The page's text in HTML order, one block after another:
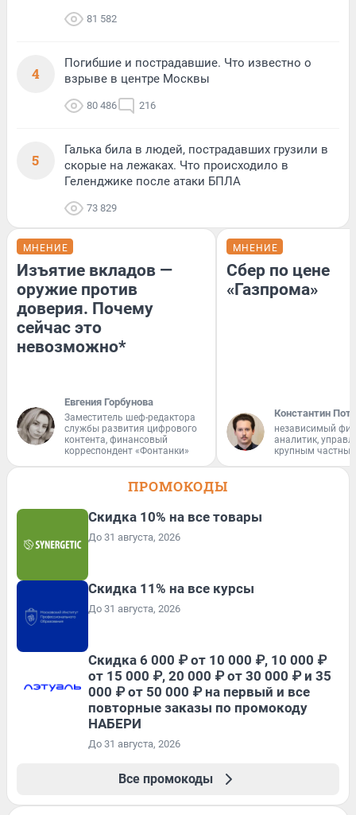
81 582
4
Погибшие и пострадавшие. Что известно о
взрыве в центре Москвы
80 486 216
5
Галька била в людей, пострадавших грузили в
скорые на лежаках. Что происходило в
Геленджике после атаки БПЛА
73 829
МНЕНИЕ
Изъятие вкладов —
оружие против
доверия. Почему
сейчас это
невозможно*
Евгения Горбунова
Заместитель шеф-редактора
службы развития цифрового
контента, финансовый
корреспондент «Фонтанки»
МНЕНИЕ
Сбер по цене
«Газпрома»
Константин
независимый
аналитик,
крупным
ПРОМОКОДЫ
Скидка 10% на все товары
До 31 августа, 2026
Скидка 11% на все курсы
До 31 августа, 2026
Скидка 6 000 ₽ от 10 000 ₽, 10 000 ₽
от 15 000 ₽, 20 000 ₽ от 30 000 ₽ и 35
000 ₽ от 50 000 ₽ на первый и все
повторные заказы по промокоду
НАБЕРИ
До 31 августа, 2026
Все промокоды